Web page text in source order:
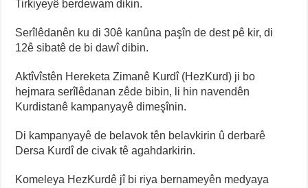
Tirkiyeyê berdewam dikin.
Serîlêdanên ku di 30ê kanûna paşîn de dest pê kir, di
12ê sibatê de bi dawî dibin.
Aktîvîstên Hereketa Zimanê Kurdî (HezKurd) ji bo
hejmara serîlêdanan zêde bibin, li hin navendên
Kurdistanê kampanyayê dimeşînin.
Di kampanyayê de belavok tên belavkirin û derbarê
Dersa Kurdî de civak tê agahdarkirin.
Komeleya HezKurdê jî bi riya bernameyên medyaya